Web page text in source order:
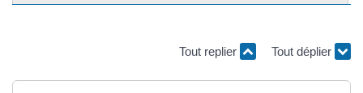
Tout replier Tout déplier